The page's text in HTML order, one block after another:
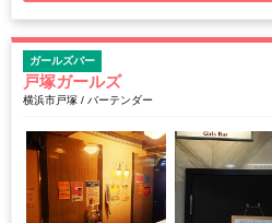
ガールズバー
戸塚ガールズ
横浜市戸塚 / バーテンダー